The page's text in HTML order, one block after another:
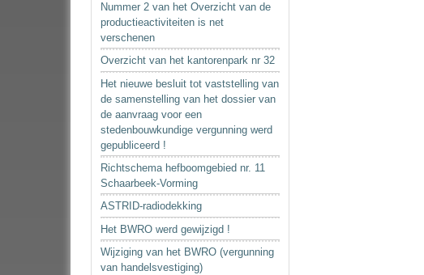
Nummer 2 van het Overzicht van de
productieactiviteiten is net
verschenen
Overzicht van het kantorenpark nr 32
Het nieuwe besluit tot vaststelling van
de samenstelling van het dossier van
de aanvraag voor een
stedenbouwkundige vergunning werd
gepubliceerd !
Richtschema hefboomgebied nr. 11
Schaarbeek-Vorming
ASTRID-radiodekking
Het BWRO werd gewijzigd !
Wijziging van het BWRO (vergunning
van handelsvestiging)